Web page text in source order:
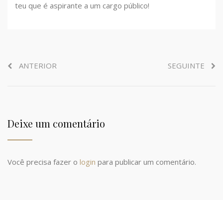
teu que é aspirante a um cargo público!
ANTERIOR SEGUINTE
Deixe um comentário
Você precisa fazer o login para publicar um comentário.